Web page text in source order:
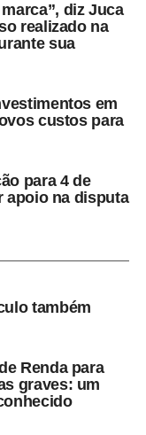
diz Juca
realizado na
sua
em
custos para
para 4 de
apoio na disputa
também
Renda para
graves: um